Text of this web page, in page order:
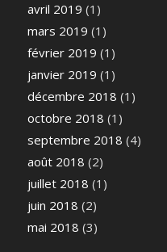
avril 2019 (1)
mars 2019 (1)
février 2019 (1)
janvier 2019 (1)
décembre 2018 (1)
octobre 2018 (1)
septembre 2018 (4)
août 2018 (2)
juillet 2018 (1)
juin 2018 (2)
mai 2018 (3)